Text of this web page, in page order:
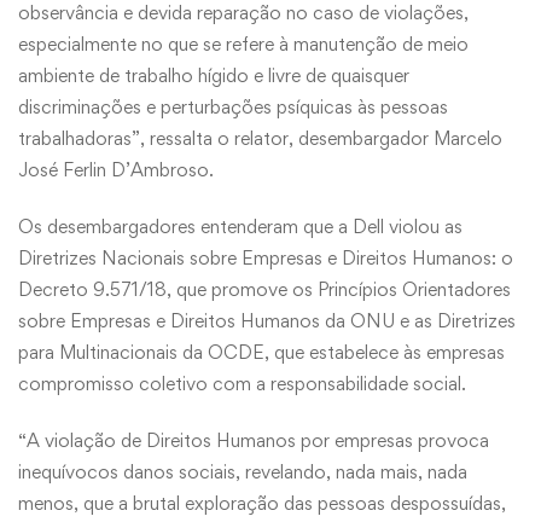
observância e devida reparação no caso de violações,
especialmente no que se refere à manutenção de meio
ambiente de trabalho hígido e livre de quaisquer
discriminações e perturbações psíquicas às pessoas
trabalhadoras”, ressalta o relator, desembargador Marcelo
José Ferlin D’Ambroso.
Os desembargadores entenderam que a Dell violou as
Diretrizes Nacionais sobre Empresas e Direitos Humanos: o
Decreto 9.571/18, que promove os Princípios Orientadores
sobre Empresas e Direitos Humanos da ONU e as Diretrizes
para Multinacionais da OCDE, que estabelece às empresas
compromisso coletivo com a responsabilidade social.
“A violação de Direitos Humanos por empresas provoca
inequívocos danos sociais, revelando, nada mais, nada
menos, que a brutal exploração das pessoas despossuídas,